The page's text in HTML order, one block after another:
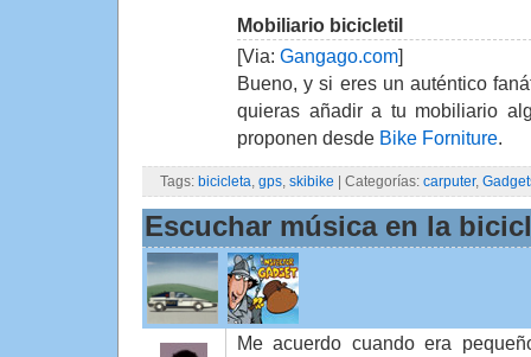
Mobiliario bicicletil
[Via: Gangago.com]
Bueno, y si eres un auténtico
quieras añadir a tu mobiliario
proponen desde Bike Forniture.
Tags: bicicleta, gps, skibike | Categorías: carputer,
Escuchar música en la
Me acuerdo cuando era